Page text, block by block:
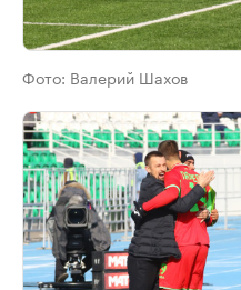
Фото: Валерий Шахов